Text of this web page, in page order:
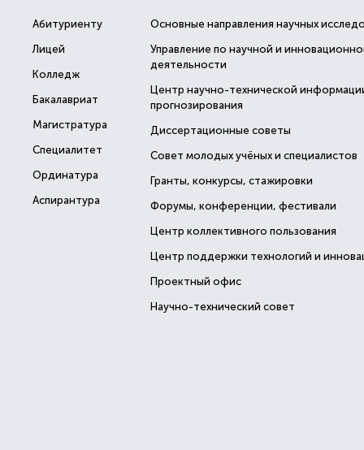
Абитуриенту
Лицей
Колледж
Бакалавриат
Магистратура
Специалитет
Ординатура
Аспирантура
Основные направления научных
Управление по научной и
деятельности
Центр научно-технической
прогнозирования
Диссертационные советы
Совет молодых учёных и специалистов
Гранты, конкурсы, стажировки
Форумы, конференции, фестивали
Центр коллективного пользования
Центр поддержки технологий и
Проектный офис
Научно-технический совет